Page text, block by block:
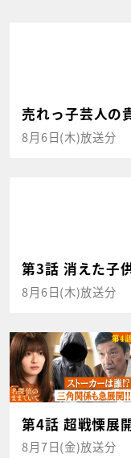
売れっ子芸人の
8月6日(木)放送分
第3話 消えた子
8月6日(木)放送分
第4話 超戦慄展
8月7日(金)放送分